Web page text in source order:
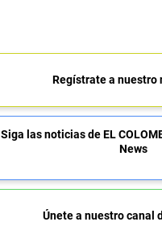
Regístrate a nuestro
Siga las noticias de EL
News
Únete a nuestro canal